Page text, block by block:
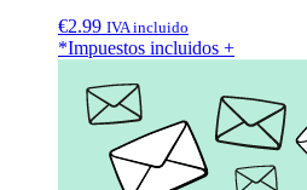
€2.99 IVA incluido
*Impuestos incluidos +